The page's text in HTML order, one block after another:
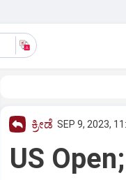
ಕ್ರೀಡೆ SEP 9, 2023,
US